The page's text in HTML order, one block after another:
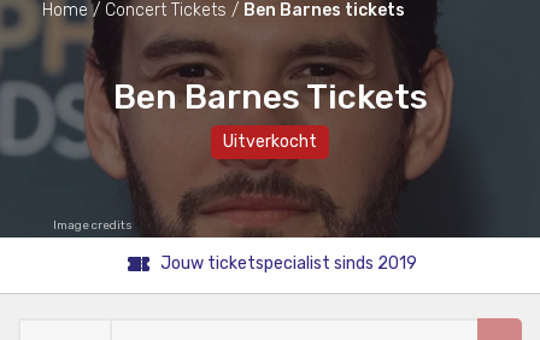
Home Concert Tickets Ben Barnes tickets
Ben Barnes Tickets
Uitverkocht
Image credits
Jouw ticketspecialist sinds 2019